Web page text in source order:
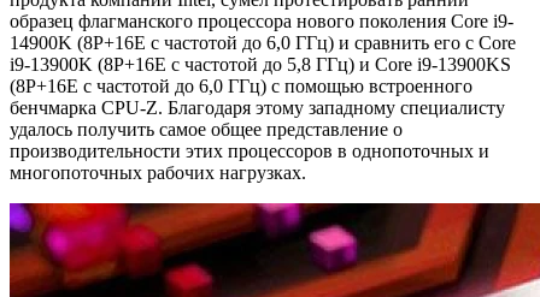
образец флагманского процессора нового поколения Core i9-
14900K (8P+16E с частотой до 6,0 ГГц) и сравнить его с Core
i9-13900K (8P+16E с частотой до 5,8 ГГц) и Core i9-13900KS
(8P+16E с частотой до 6,0 ГГц) с помощью встроенного
бенчмарка CPU-Z. Благодаря этому западному специалисту
удалось получить самое общее представление о
производительности этих процессоров в однопоточных и
многопоточных рабочих нагрузках.